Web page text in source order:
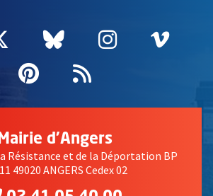
une nouvelle fenêtre
Twitter
, Ouvre une nouvelle
Bluesky
, Ouvre une
Instagram
, Ouvre
,
Pinterest
, Ouvre une
Flux RSS
Mairie d'Angers
Résistance et de la Déportation BP
49020 ANGERS Cedex 02